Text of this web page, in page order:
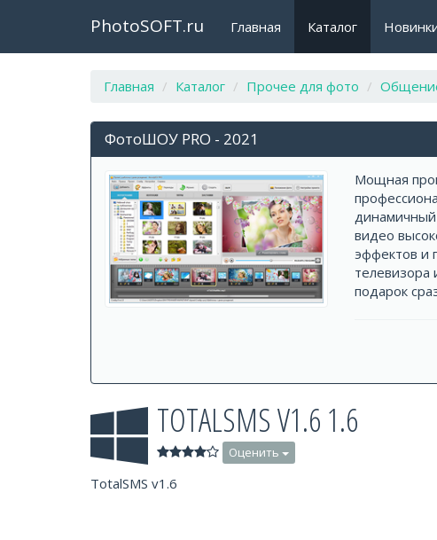
PhotoSOFT.ru Главная Каталог
Главная Каталог Прочее для фото
ФотоШОУ PRO - 2021
Мощная
видео
эффектов и
подарок
TOTALSMS V1.6 1.6
Оценить
TotalSMS v1.6